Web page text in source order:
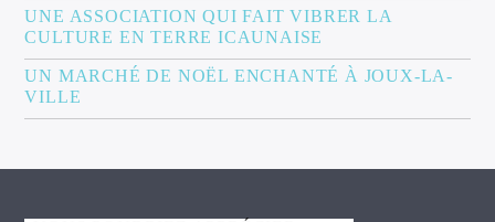
UNE ASSOCIATION QUI FAIT VIBRER LA
CULTURE EN TERRE ICAUNAISE
UN MARCHÉ DE NOËL ENCHANTÉ À JOUX-LA-
VILLE